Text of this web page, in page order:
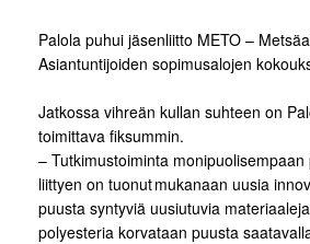
Palola puhui jäsenliitto METO –
Asiantuntijoiden sopimusalojen
Jatkossa vihreän kullan suhteen on
toimittava fiksummin.
– Tutkimustoiminta monipuolisempaan
liittyen on tuonut mukanaan uusia
puusta syntyviä uusiutuvia
polyesteria korvataan puusta